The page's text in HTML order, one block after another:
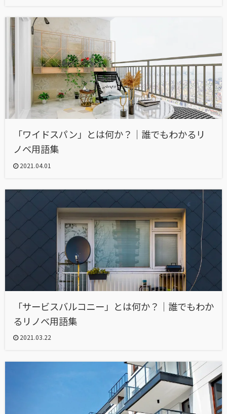
「ワイドスパン」とは何か？｜誰でもわかるリ
ノベ用語集
2021.04.01
「サービスバルコニー」とは何か？｜誰でもわか
るリノベ用語集
2021.03.22